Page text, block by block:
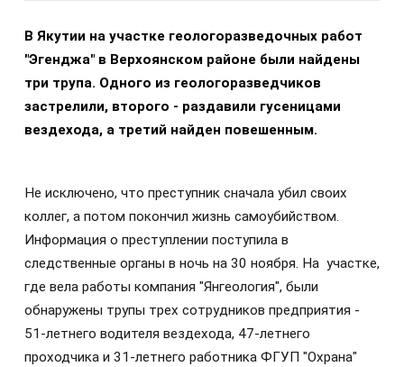
В Якутии на участке геологоразведочных работ
"Эгенджа" в Верхоянском районе были найдены
три трупа. Одного из геологоразведчиков
застрелили, второго - раздавили гусеницами
вездехода, а третий найден повешенным.
Не исключено, что преступник сначала убил своих
коллег, а потом покончил жизнь самоубийством.
Информация о преступлении поступила в
следственные органы в ночь на 30 ноября. На участке,
где вела работы компания "Янгеология", были
обнаружены трупы трех сотрудников предприятия -
51-летнего водителя вездехода, 47-летнего
проходчика и 31-летнего работника ФГУП "Охрана"